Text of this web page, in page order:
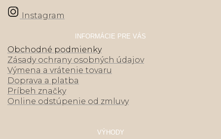
Instagram
INFORMÁCIE PRE VÁS
Obchodné podmienky
Zásady ochrany osobných údajov
Výmena a vrátenie tovaru
Doprava a platba
Príbeh značky
Online odstúpenie od zmluvy
VÝHODY